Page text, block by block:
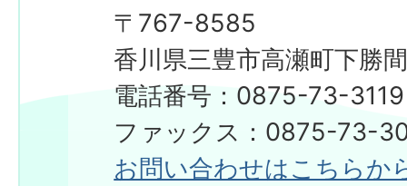
〒767-8585
香川県三豊市高瀬町下勝
電話番号：0875-73-3119
ファックス：0875-73-
お問い合わせはこちらか